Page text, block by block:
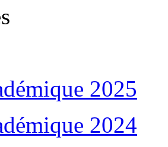
2025
2024